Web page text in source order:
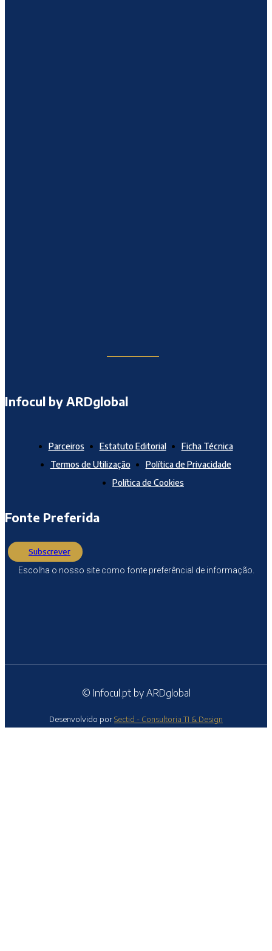
Infocul by ARDglobal
Parceiros Estatuto Editorial
Ficha Técnica
Termos de Utilização
Política de Privacidade
Política de Cookies
Fonte Preferida
Subscrever
Escolha o nosso site como fonte preferêncial de informação.
© Infocul.pt by ARDglobal
Desenvolvido porSectid - Consultoria TI & Design